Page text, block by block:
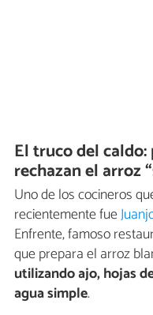
El truco del
rechazan el arroz
Uno de los cocineros
recientemente fue
Enfrente, famoso
que prepara el arroz
utilizando ajo, hojas
agua simple.